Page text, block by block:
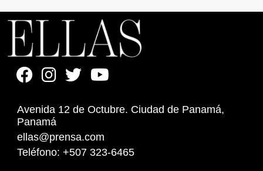
Avenida 12 de Octubre. Ciudad de Panamá,
Panamá
ellas@prensa.com
Teléfono: +507 323-6465